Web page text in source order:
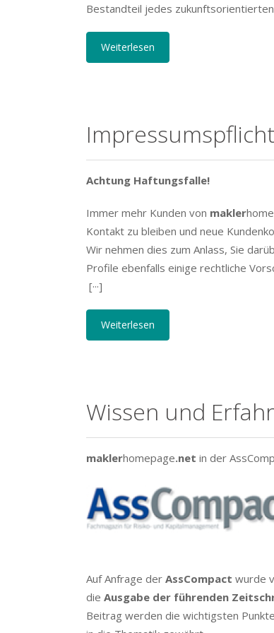
Bestandteil jedes zukunftsorientierten
Weiterlesen
Achtung Haftungsfalle!
Immer mehr Kunden von makler
Kontakt zu bleiben und neue
Wir nehmen dies zum Anlass, Sie
Profile ebenfalls einige rechtliche
[···]
Weiterlesen
Wissen und
maklerhomepage.net in der
Auf Anfrage der AssCompact wurde
die Ausgabe der führenden
Beitrag werden die wichtigsten